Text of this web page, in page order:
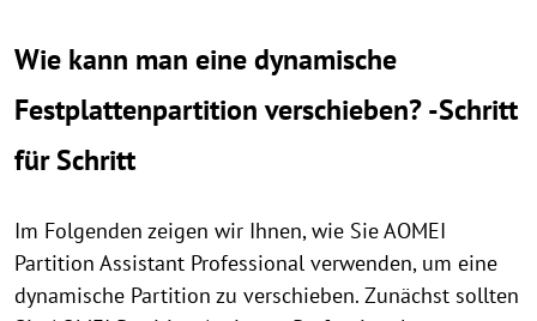
Wie kann man eine dynamische
Festplattenpartition verschieben? -Schritt
für Schritt
Im Folgenden zeigen wir Ihnen, wie Sie AOMEI
Partition Assistant Professional verwenden, um eine
dynamische Partition zu verschieben. Zunächst sollten